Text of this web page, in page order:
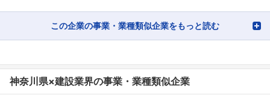
この企業の事業・業種類似企業をもっと読む
神奈川県×建設業界の事業・業種類似企業